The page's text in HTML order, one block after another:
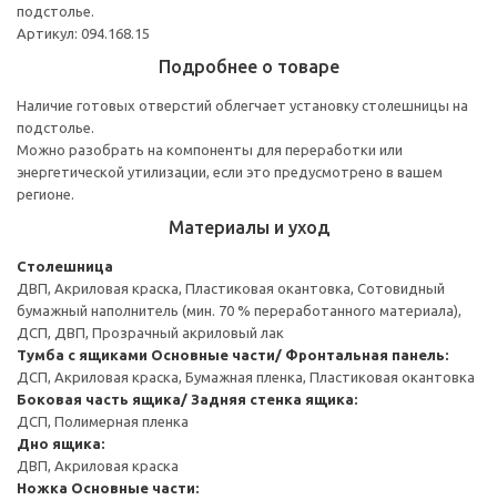
подстолье.
Артикул: 094.168.15
Подробнее о товаре
Наличие готовых отверстий облегчает установку столешницы на
подстолье.
Можно разобрать на компоненты для переработки или
энергетической утилизации, если это предусмотрено в вашем
регионе.
Материалы и уход
Столешница
ДВП, Акриловая краска, Пластиковая окантовка, Сотовидный
бумажный наполнитель (мин. 70 % переработанного материала),
ДСП, ДВП, Прозрачный акриловый лак
Тумба с ящиками Основные части/ Фронтальная панель:
ДСП, Акриловая краска, Бумажная пленка, Пластиковая окантовка
Боковая часть ящика/ Задняя стенка ящика:
ДСП, Полимерная пленка
Дно ящика:
ДВП, Акриловая краска
Ножка Основные части: